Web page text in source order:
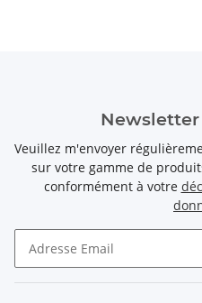
Newsletter
Veuillez m'envoyer
sur votre gamme de
conformément à votre